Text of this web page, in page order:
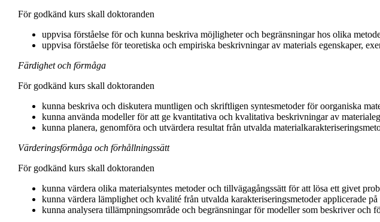
För godkänd kurs skall doktoranden
uppvisa förståelse för och kunna beskriva möjligheter och begränsningar hos olika
uppvisa förståelse för teoretiska och empiriska beskrivningar av materials egenskaper,
Färdighet och förmåga
För godkänd kurs skall doktoranden
kunna beskriva och diskutera muntligen och skriftligen syntesmetoder för oorganiska
kunna använda modeller för att ge kvantitativa och kvalitativa beskrivningar av
kunna planera, genomföra och utvärdera resultat från utvalda
Värderingsförmåga och förhållningssätt
För godkänd kurs skall doktoranden
kunna värdera olika materialsyntes metoder och tillvägagångssätt för att lösa ett givet
kunna värdera lämplighet och kvalité från utvalda karakteriseringsmetoder applicerade
kunna analysera tillämpningsområde och begränsningar för modeller som beskriver och